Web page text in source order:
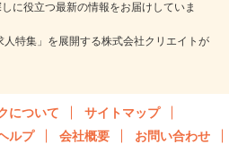
に役立つ最新の情報をお届けしていま
特集」を展開する株式会社クリエイトが
について
サイトマップ
ルプ 会社概要
お問い合わせ